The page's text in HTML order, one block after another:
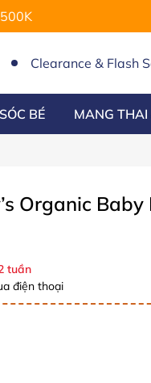
Clearance & Flash
BÉ MANG THAI
Organic Baby
tuần
điện thoại